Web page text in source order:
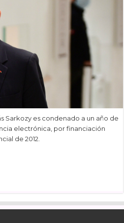
Sarkozy es condenado a un año de
electrónica, por financiación
de 2012.